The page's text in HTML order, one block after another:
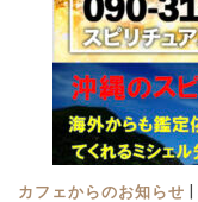
カフェからのお知らせ